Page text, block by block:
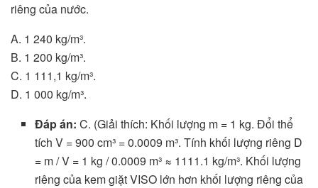
riêng của nước.
A. 1 240 kg/m³.
B. 1 200 kg/m³.
C. 1 111,1 kg/m³.
D. 1 000 kg/m³.
Đáp án: C. (Giải thích: Khối lượng m = 1 kg. Đổi thể
tích V = 900 cm³ = 0.0009 m³. Tính khối lượng riêng D
= m / V = 1 kg / 0.0009 m³ ≈ 1111.1 kg/m³. Khối lượng
riêng của kem giặt VISO lớn hơn khối lượng riêng của